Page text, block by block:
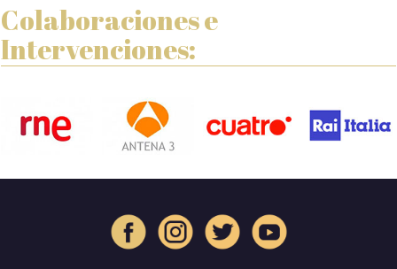
Colaboraciones e
Intervenciones: